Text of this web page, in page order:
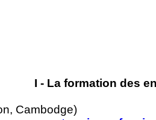
I - La formation des
Cambodge)